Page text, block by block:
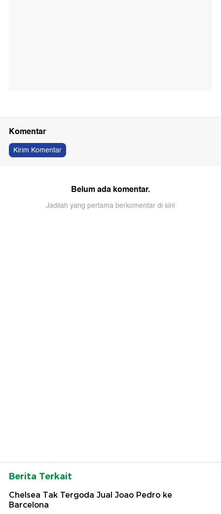
Komentar
Kirim Komentar
Belum ada komentar.
Jadilah yang pertama berkomentar di sini
Berita Terkait
Chelsea Tak Tergoda Jual Joao Pedro ke
Barcelona